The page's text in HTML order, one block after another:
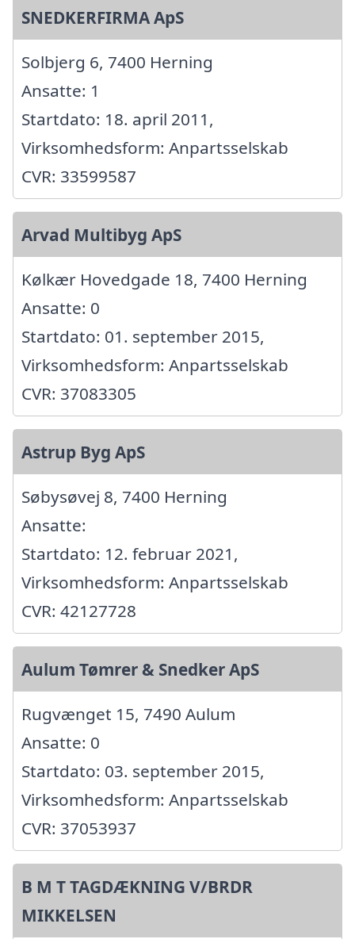
SNEDKERFIRMA ApS
Solbjerg 6, 7400 Herning
Ansatte: 1
Startdato: 18. april 2011,
Virksomhedsform: Anpartsselskab
CVR: 33599587
Arvad Multibyg ApS
Kølkær Hovedgade 18, 7400 Herning
Ansatte: 0
Startdato: 01. september 2015,
Virksomhedsform: Anpartsselskab
CVR: 37083305
Astrup Byg ApS
Søbysøvej 8, 7400 Herning
Ansatte:
Startdato: 12. februar 2021,
Virksomhedsform: Anpartsselskab
CVR: 42127728
Aulum Tømrer & Snedker ApS
Rugvænget 15, 7490 Aulum
Ansatte: 0
Startdato: 03. september 2015,
Virksomhedsform: Anpartsselskab
CVR: 37053937
B M T TAGDÆKNING V/BRDR
MIKKELSEN